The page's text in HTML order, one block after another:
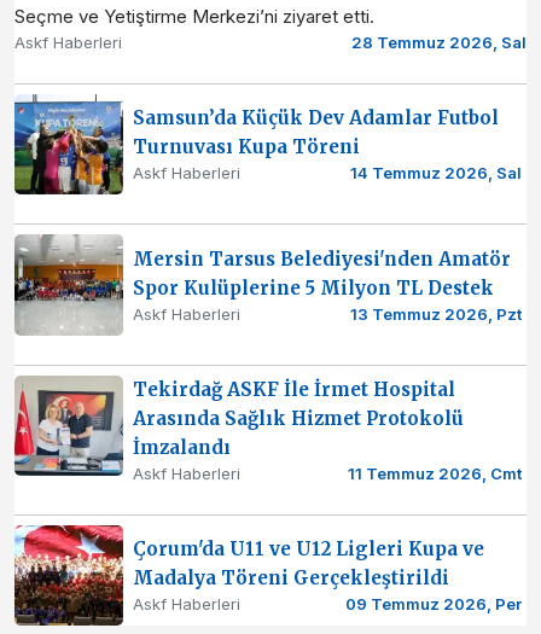
Seçme ve Yetiştirme Merkezi’ni ziyaret etti.
Askf Haberleri 28 Temmuz 2026, Sal
Samsun’da Küçük Dev Adamlar Futbol
Turnuvası Kupa Töreni
Askf Haberleri 14 Temmuz 2026, Sal
Mersin Tarsus Belediyesi'nden Amatör
Spor Kulüplerine 5 Milyon TL Destek
Askf Haberleri 13 Temmuz 2026, Pzt
Tekirdağ ASKF İle İrmet Hospital
Arasında Sağlık Hizmet Protokolü
İmzalandı
Askf Haberleri 11 Temmuz 2026, Cmt
Çorum'da U11 ve U12 Ligleri Kupa ve
Madalya Töreni Gerçekleştirildi
Askf Haberleri 09 Temmuz 2026, Per